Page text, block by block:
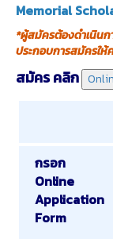
Memorial
*ผู้สมัครต้องดำเนินก
ประกอบการสมัครใ
สมัคร คลิก
กรอก
Online
Application
Form